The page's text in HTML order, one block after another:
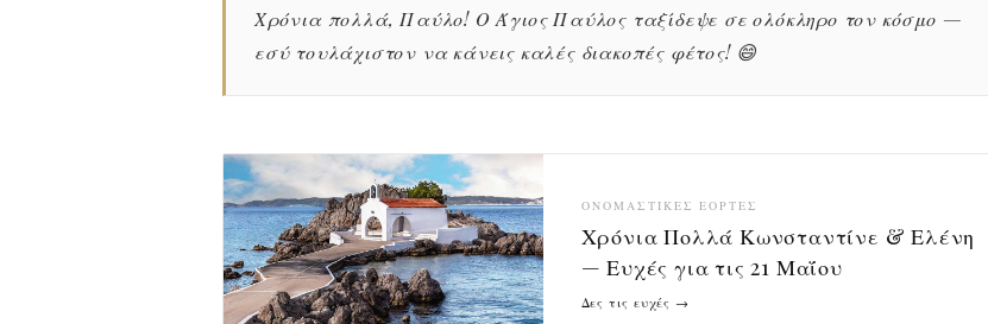
Χρόνια πολλά, Παύλο! Ο Άγιος Παύλος ταξίδεψε σε ολόκληρο τον κόσμο —
εσύ τουλάχιστον να κάνεις καλές διακοπές φέτος! 😄
ΟΝΟΜΑΣΤΙΚΈΣ ΕΟΡΤΈΣ
Χρόνια Πολλά Κωνσταντίνε & Ελένη
— Ευχές για τις 21 Μαΐου
Δες τις ευχές →